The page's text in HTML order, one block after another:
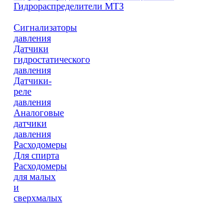
Гидрораспределители МТЗ
Сигнализаторы
давления
Датчики
гидростатического
давления
Датчики-
реле
давления
Аналоговые
датчики
давления
Расходомеры
Для спирта
Расходомеры
для малых
и
сверхмалых